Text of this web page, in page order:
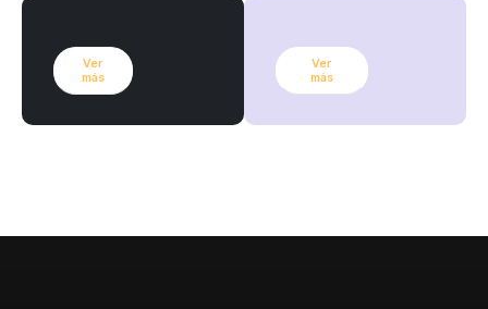
Ver
más
Ver
más